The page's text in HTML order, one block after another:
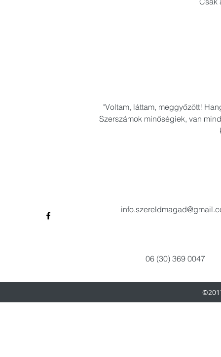
"Voltam, láttam, meggyőzött!
Szerszámok minőségiek, van
06 (30) 369 0047